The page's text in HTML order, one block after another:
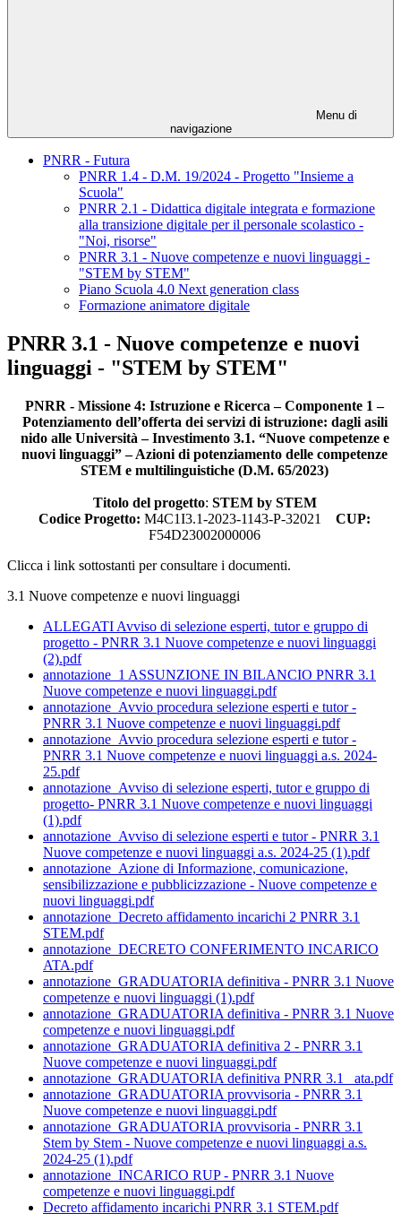
Menu di
navigazione
PNRR - Futura
PNRR 1.4 - D.M. 19/2024 - Progetto "Insieme a
Scuola"
PNRR 2.1 - Didattica digitale integrata e formazione
alla transizione digitale per il personale scolastico -
"Noi, risorse"
PNRR 3.1 - Nuove competenze e nuovi linguaggi -
"STEM by STEM"
Piano Scuola 4.0 Next generation class
Formazione animatore digitale
PNRR 3.1 - Nuove competenze e nuovi
linguaggi - "STEM by STEM"
PNRR - Missione 4: Istruzione e Ricerca – Componente 1 –
Potenziamento dell’offerta dei servizi di istruzione: dagli asili
nido alle Università – Investimento 3.1. “Nuove competenze e
nuovi linguaggi” – Azioni di potenziamento delle competenze
STEM e multilinguistiche (D.M. 65/2023)
Titolo del progetto: STEM by STEM
Codice Progetto: M4C1I3.1-2023-1143-P-32021
CUP:
F54D23002000006
Clicca i link sottostanti per consultare i documenti.
3.1 Nuove competenze e nuovi linguaggi
ALLEGATI Avviso di selezione esperti, tutor e gruppo di
progetto - PNRR 3.1 Nuove competenze e nuovi linguaggi
(2).pdf
annotazione_1 ASSUNZIONE IN BILANCIO PNRR 3.1
Nuove competenze e nuovi linguaggi.pdf
annotazione_Avvio procedura selezione esperti e tutor -
PNRR 3.1 Nuove competenze e nuovi linguaggi.pdf
annotazione_Avvio procedura selezione esperti e tutor -
PNRR 3.1 Nuove competenze e nuovi linguaggi a.s. 2024-
25.pdf
annotazione_Avviso di selezione esperti, tutor e gruppo di
progetto- PNRR 3.1 Nuove competenze e nuovi linguaggi
(1).pdf
annotazione_Avviso di selezione esperti e tutor - PNRR 3.1
Nuove competenze e nuovi linguaggi a.s. 2024-25 (1).pdf
annotazione_Azione di Informazione, comunicazione,
sensibilizzazione e pubblicizzazione - Nuove competenze e
nuovi linguaggi.pdf
annotazione_Decreto affidamento incarichi 2 PNRR 3.1
STEM.pdf
annotazione_DECRETO CONFERIMENTO INCARICO
ATA.pdf
annotazione_GRADUATORIA definitiva - PNRR 3.1 Nuove
competenze e nuovi linguaggi (1).pdf
annotazione_GRADUATORIA definitiva - PNRR 3.1 Nuove
competenze e nuovi linguaggi.pdf
annotazione_GRADUATORIA definitiva 2 - PNRR 3.1
Nuove competenze e nuovi linguaggi.pdf
annotazione_GRADUATORIA definitiva PNRR 3.1 _ata.pdf
annotazione_GRADUATORIA provvisoria - PNRR 3.1
Nuove competenze e nuovi linguaggi.pdf
annotazione_GRADUATORIA provvisoria - PNRR 3.1
Stem by Stem - Nuove competenze e nuovi linguaggi a.s.
2024-25 (1).pdf
annotazione_INCARICO RUP - PNRR 3.1 Nuove
competenze e nuovi linguaggi.pdf
Decreto affidamento incarichi PNRR 3.1 STEM.pdf